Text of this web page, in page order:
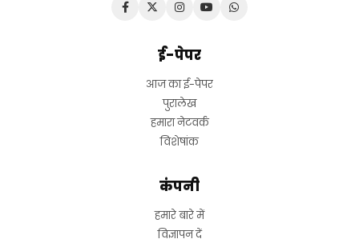
ई-पेपर
आज का ई-पेपर
पुरालेख
हमारा नेटवर्क
विशेषांक
कंपनी
हमारे बारे में
विज्ञापन दें